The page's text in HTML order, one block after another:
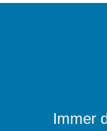
Immer